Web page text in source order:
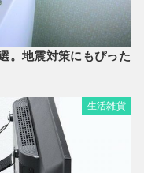
。地震対策にもぴった
生活雑貨